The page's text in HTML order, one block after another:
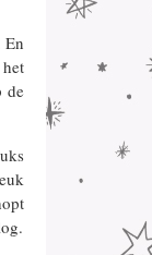
En
de